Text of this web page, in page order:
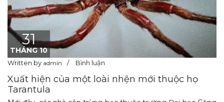
31
THÁNG 10
Written by admin Bình luận
Xuất hiện của một loài nhện mới thuộc họ
Tarantula